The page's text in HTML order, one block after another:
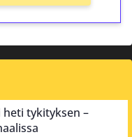
tykityksen –